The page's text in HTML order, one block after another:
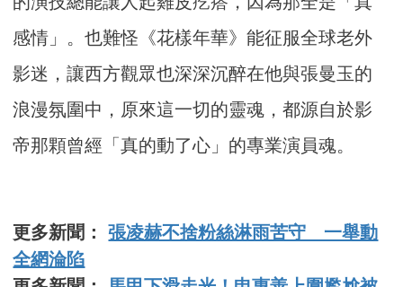
感情」。也難怪《花樣年華》能征服全球老外
影迷，讓西方觀眾也深深沉醉在他與張曼玉的
浪漫氛圍中，原來這一切的靈魂，都源自於影
帝那顆曾經「真的動了心」的專業演員魂。
更多新聞：張凌赫不捨粉絲淋雨苦守 一舉動
全網淪陷